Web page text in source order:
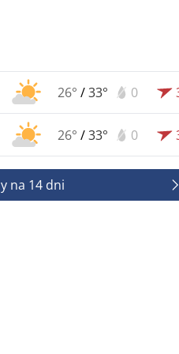
26° /33° 0
26° /33° 0
na 14 dni